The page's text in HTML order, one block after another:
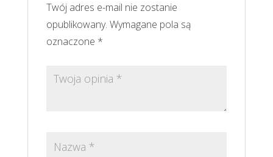
Twój adres e-mail nie zostanie
opublikowany. Wymagane pola są
oznaczone *